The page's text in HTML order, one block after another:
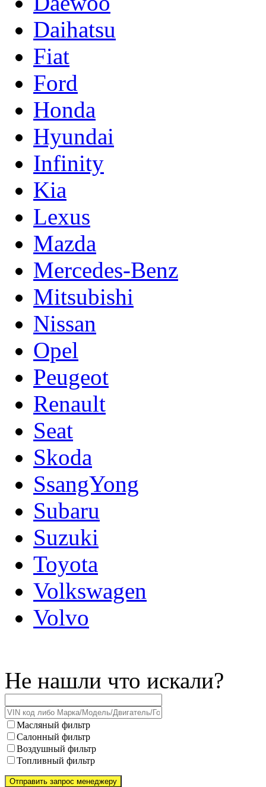
Daihatsu
Fiat
Ford
Honda
Hyundai
Infinity
Kia
Lexus
Mazda
Mercedes-Benz
Mitsubishi
Nissan
Opel
Peugeot
Renault
Seat
Skoda
SsangYong
Subaru
Suzuki
Toyota
Volkswagen
Volvo
Не нашли что искали?
Масляный фильтр
Салонный фильтр
Воздушный фильтр
Топливный фильтр